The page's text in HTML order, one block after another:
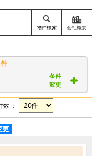
物件検索 会社概要
条件
変更
数 ：
更